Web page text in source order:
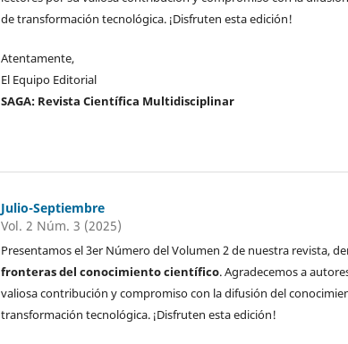
de transformación tecnológica. ¡Disfruten esta edición!
Atentamente,
El Equipo Editorial
SAGA: Revista Científica Multidisciplinar
Julio-Septiembre
Vol. 2 Núm. 3 (2025)
Presentamos el 3er Número del Volumen 2 de nuestra revista,
fronteras del conocimiento científico. Agradecemos a
valiosa contribución y compromiso con la difusión del
transformación tecnológica. ¡Disfruten esta edición!